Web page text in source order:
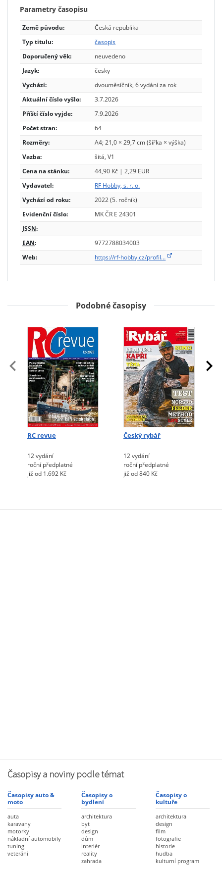
Parametry časopisu
Země původu:
Česká republika
Typ titulu:
časopis
Doporučený věk:
neuvedeno
Jazyk:
česky
Vychází:
dvouměsíčník, 6 vydání za rok
Aktuální číslo vyšlo:
3.7.2026
Příští číslo vyjde:
7.9.2026
Počet stran:
64
Rozměry:
A4; 21,0 × 29,7 cm (šířka × výška)
Vazba:
šitá, V1
Cena na stánku:
44,90 Kč | 2,29 EUR
Vydavatel:
RF Hobby, s. r. o.
Vychází od roku:
2022 (5. ročník)
Evidenční číslo:
MK ČR E 24301
ISSN:
EAN:
9772788034003
Web:
https://rf-hobby.cz/profil…
Podobné časopisy
RC revue
12 vydání
roční předplatné
již od 1.692 Kč
Český rybář
12 vydání
roční předplatné
již od 840 Kč
Časopisy a noviny podle témat
Časopisy auto &
moto
auta
karavany
motorky
nákladní automobily
tuning
veteráni
Časopisy o
bydlení
architektura
byt
design
dům
interiér
reality
zahrada
Časopisy o
kultuře
architektura
design
film
fotografie
historie
hudba
kulturní program